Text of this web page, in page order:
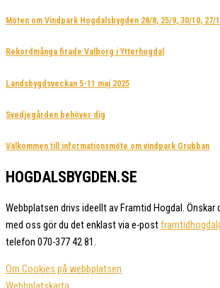
Möten om Vindpark Hogdalsbygden 28/8, 25/9, 30/10, 27/
Rekordmånga firade Valborg i Ytterhogdal
Landsbygdsveckan 5-11 maj 2025
Svedjegården behöver dig
Välkommen till informationsmöte om vindpark Grubban
HOGDALSBYGDEN.SE
Webbplatsen drivs ideellt av Framtid Hogdal.
med oss gör du det enklast via e-post
telefon 070-377 42 81.
Om Cookies på webbplatsen